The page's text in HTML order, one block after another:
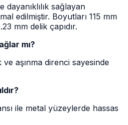
dayanıklılık sağlayan
edilmiştir. Boyutları 115 mm
mm delik çapıdır.
mı?
ve aşınma direnci sayesinde
ile metal yüzeylerde hassas